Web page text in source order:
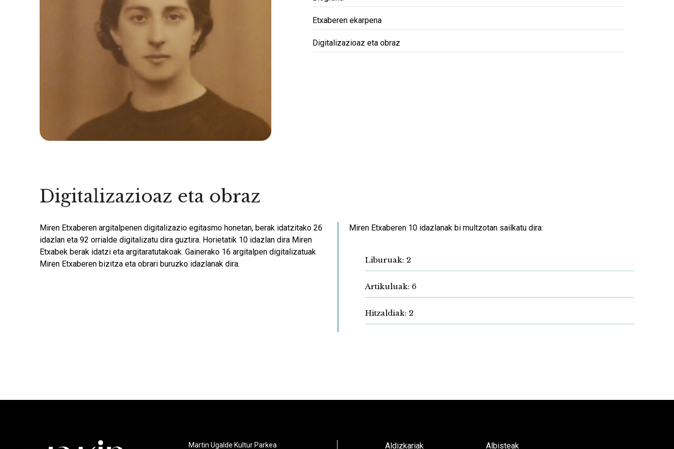
Etxaberen ekarpena
Digitalizazioaz eta obraz
Digitalizazioaz eta obraz
Miren Etxaberen argitalpenen digitalizazio egitasmo honetan, berak idatzitako 26
idazlan eta 92 orrialde digitalizatu dira guztira. Horietatik 10 idazlan dira Miren
Etxabek berak idatzi eta argitaratutakoak. Gainerako 16 argitalpen digitalizatuak
Miren Etxaberen bizitza eta obrari buruzko idazlanak dira.
Miren Etxaberen 10 idazlanak bi multzotan sailkatu dira:
Liburuak: 2
Artikuluak: 6
Hitzaldiak: 2
Martin Ugalde Kultur Parkea Aldizkariak Albisteak